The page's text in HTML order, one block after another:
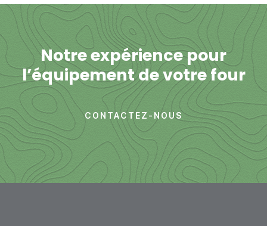
Notre expérience pour
l’équipement de votre four
CONTACTEZ-NOUS